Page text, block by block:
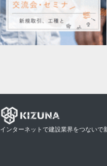
インターネットで建設業界をつないで